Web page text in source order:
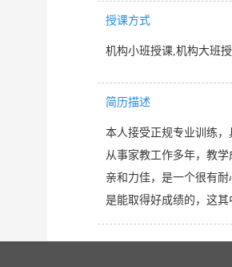
授课方式
机构小班授课,机构大班
简历描述
本人接受正规专业训练，
从事家教工作多年，教
亲和力佳，是一个很有
是能取得好成绩的，这其